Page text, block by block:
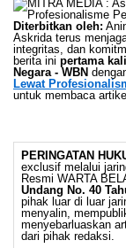
Diterbitkan oleh:
Askrida terus
integritas, dan
berita ini pertama
Negara - WBN
Lewat
untuk membaca
PERINGATAN
exclusif melalui
Resmi WARTA
Undang No. 40
pihak luar di luar
menyalin,
menyebarluaskan
dari pihak redaksi.